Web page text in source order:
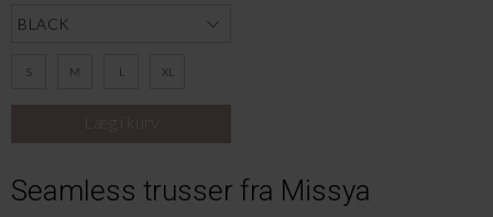
S M L XL
Seamless trusser fra Missya